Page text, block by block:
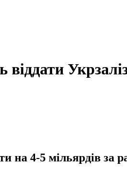
на 4-5 мільярдів за